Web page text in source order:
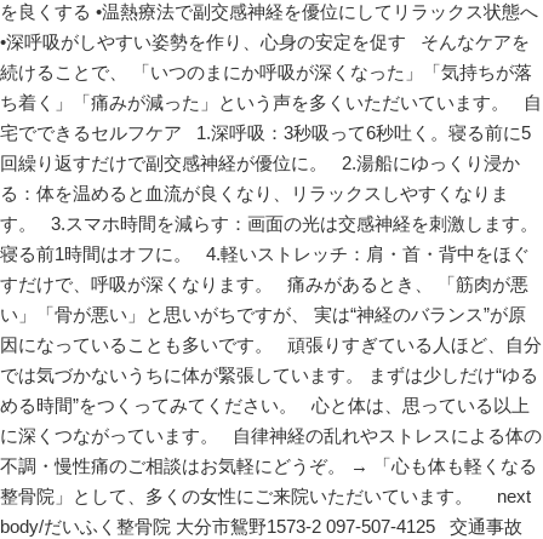
を良くする •温熱療法で副交感神経を優位にしてリラックス状態へ
•深呼吸がしやすい姿勢を作り、心身の安定を促す そんなケアを
続けることで、 「いつのまにか呼吸が深くなった」「気持ちが落
ち着く」「痛みが減った」という声を多くいただいています。 自
宅でできるセルフケア 1.深呼吸：3秒吸って6秒吐く。寝る前に5
回繰り返すだけで副交感神経が優位に。 2.湯船にゆっくり浸か
る：体を温めると血流が良くなり、リラックスしやすくなりま
す。 3.スマホ時間を減らす：画面の光は交感神経を刺激します。
寝る前1時間はオフに。 4.軽いストレッチ：肩・首・背中をほぐ
すだけで、呼吸が深くなります。 痛みがあるとき、 「筋肉が悪
い」「骨が悪い」と思いがちですが、 実は“神経のバランス”が原
因になっていることも多いです。 頑張りすぎている人ほど、自分
では気づかないうちに体が緊張しています。 まずは少しだけ“ゆる
める時間”をつくってみてください。 心と体は、思っている以上
に深くつながっています。 自律神経の乱れやストレスによる体の
不調・慢性痛のご相談はお気軽にどうぞ。 → 「心も体も軽くなる
整骨院」として、多くの女性にご来院いただいています。 next
body/だいふく整骨院 大分市鴛野1573-2 097-507-4125 交通事故